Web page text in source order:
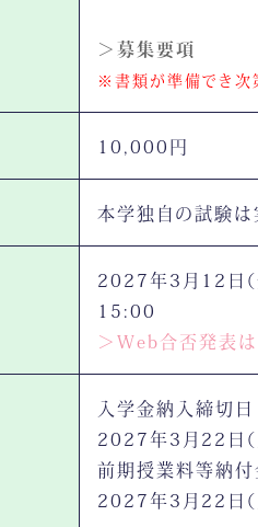
＞募集要項
書類が準備でき次
10,000円
本学独自の試験は
2027年3月12日（
15:00
＞Web合否発表は
入学金納入締切日
2027年3月22日（
前期授業料等納
2027年3月22日（